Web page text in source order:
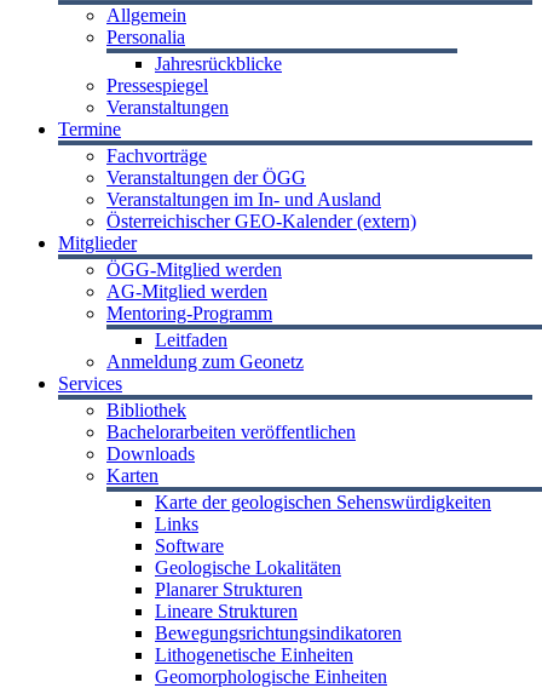
Allgemein
Personalia
Jahresrückblicke
Pressespiegel
Veranstaltungen
Termine
Fachvorträge
Veranstaltungen der ÖGG
Veranstaltungen im In- und Ausland
Österreichischer GEO-Kalender (extern)
Mitglieder
ÖGG-Mitglied werden
AG-Mitglied werden
Mentoring-Programm
Leitfaden
Anmeldung zum Geonetz
Services
Bibliothek
Bachelorarbeiten veröffentlichen
Downloads
Karten
Karte der geologischen Sehenswürdigkeiten
Links
Software
Geologische Lokalitäten
Planarer Strukturen
Lineare Strukturen
Bewegungsrichtungsindikatoren
Lithogenetische Einheiten
Geomorphologische Einheiten